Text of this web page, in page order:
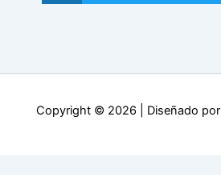
Copyright © 2026 | Diseñado por